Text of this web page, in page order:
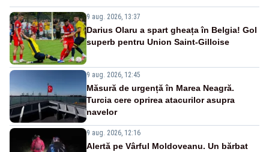
9 aug. 2026, 13:37
Darius Olaru a spart gheața în Belgia! Gol
superb pentru Union Saint-Gilloise
9 aug. 2026, 12:45
Măsură de urgență în Marea Neagră.
Turcia cere oprirea atacurilor asupra
navelor
9 aug. 2026, 12:16
Alertă pe Vârful Moldoveanu. Un bărbat